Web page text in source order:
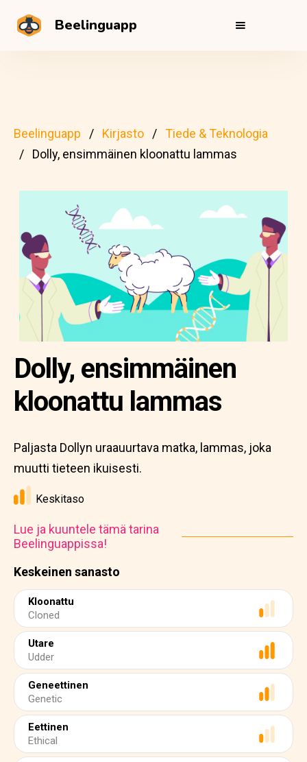
Beelinguapp
Beelinguapp Kirjasto
Tiede & Teknologia
Dolly, ensimmäinen kloonattu lammas
Keskeinen sanasto
Kloonattu
Cloned
Utare
Udder
Geneettinen
Genetic
Eettinen
Ethical
Dolly, ensimmäinen
kloonattu lammas
Paljasta Dollyn uraauurtava matka, lammas, joka
muutti tieteen ikuisesti.
Keskitaso
Lue ja kuuntele tämä tarina
Beelinguappissa!